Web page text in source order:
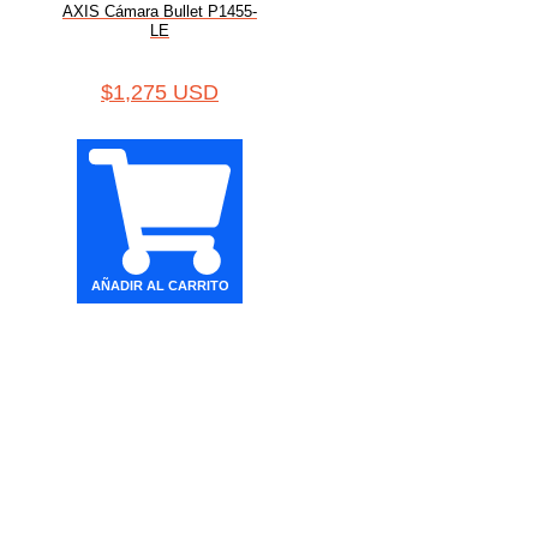
AXIS Cámara Bullet P1455-
LE
$1,275 USD
AÑADIR AL CARRITO